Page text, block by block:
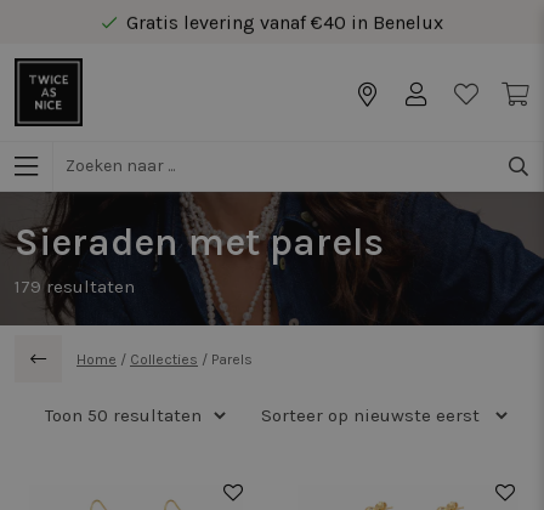
Gratis levering vanaf €40 in Benelux
Gratis levering vanaf €40 in Benelux
Sieraden met parels
179resultaten
Home / Collecties / Parels